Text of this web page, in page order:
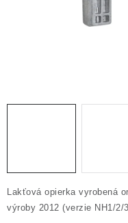
AUTODOPLNKY
Doplnkové služby
Lakťová opierka vyrobená
výroby 2012 (verzie NH1/